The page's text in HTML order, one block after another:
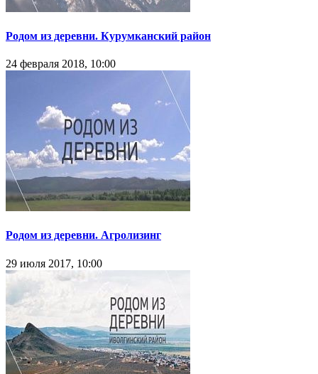
Родом из деревни. Курумканский район
24 февраля 2018, 10:00
Родом из деревни. Агролизинг
29 июля 2017, 10:00